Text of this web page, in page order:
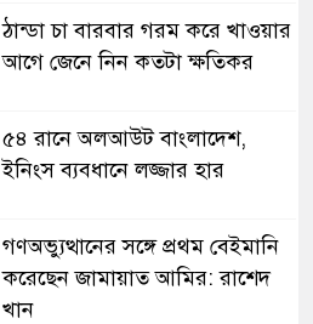
ঠান্ডা চা বারবার গরম করে খাওয়ার
আগে জেনে নিন কতটা ক্ষতিকর
৫৪ রানে অলআউট বাংলাদেশ,
ইনিংস ব্যবধানে লজ্জার হার
গণঅভ্যুত্থানের সঙ্গে প্রথম বেইমানি
করেছেন জামায়াত আমির: রাশেদ
খান